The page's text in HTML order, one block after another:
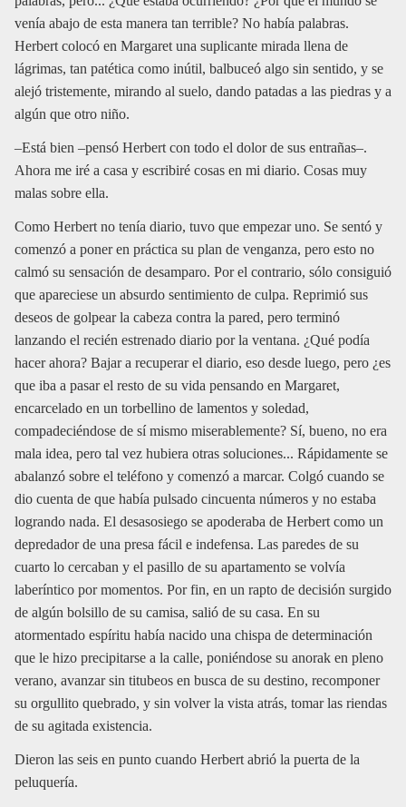
venía abajo de esta manera tan terrible? No había palabras.
Herbert colocó en Margaret una suplicante mirada llena de
lágrimas, tan patética como inútil, balbuceó algo sin sentido, y se
alejó tristemente, mirando al suelo, dando patadas a las piedras y a
algún que otro niño.
–Está bien –pensó Herbert con todo el dolor de sus entrañas–.
Ahora me iré a casa y escribiré cosas en mi diario. Cosas muy
malas sobre ella.
Como Herbert no tenía diario, tuvo que empezar uno. Se sentó y
comenzó a poner en práctica su plan de venganza, pero esto no
calmó su sensación de desamparo. Por el contrario, sólo consiguió
que apareciese un absurdo sentimiento de culpa. Reprimió sus
deseos de golpear la cabeza contra la pared, pero terminó
lanzando el recién estrenado diario por la ventana. ¿Qué podía
hacer ahora? Bajar a recuperar el diario, eso desde luego, pero ¿es
que iba a pasar el resto de su vida pensando en Margaret,
encarcelado en un torbellino de lamentos y soledad,
compadeciéndose de sí mismo miserablemente? Sí, bueno, no era
mala idea, pero tal vez hubiera otras soluciones... Rápidamente se
abalanzó sobre el teléfono y comenzó a marcar. Colgó cuando se
dio cuenta de que había pulsado cincuenta números y no estaba
logrando nada. El desasosiego se apoderaba de Herbert como un
depredador de una presa fácil e indefensa. Las paredes de su
cuarto lo cercaban y el pasillo de su apartamento se volvía
laberíntico por momentos. Por fin, en un rapto de decisión surgido
de algún bolsillo de su camisa, salió de su casa. En su
atormentado espíritu había nacido una chispa de determinación
que le hizo precipitarse a la calle, poniéndose su anorak en pleno
verano, avanzar sin titubeos en busca de su destino, recomponer
su orgullito quebrado, y sin volver la vista atrás, tomar las riendas
de su agitada existencia.
Dieron las seis en punto cuando Herbert abrió la puerta de la
peluquería.